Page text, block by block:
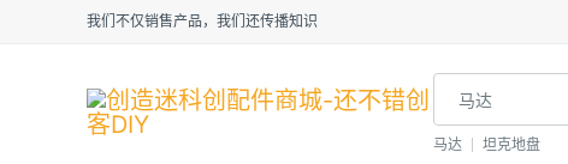
我们不仅销售产品，我们还传播知识
马达 坦克地盘